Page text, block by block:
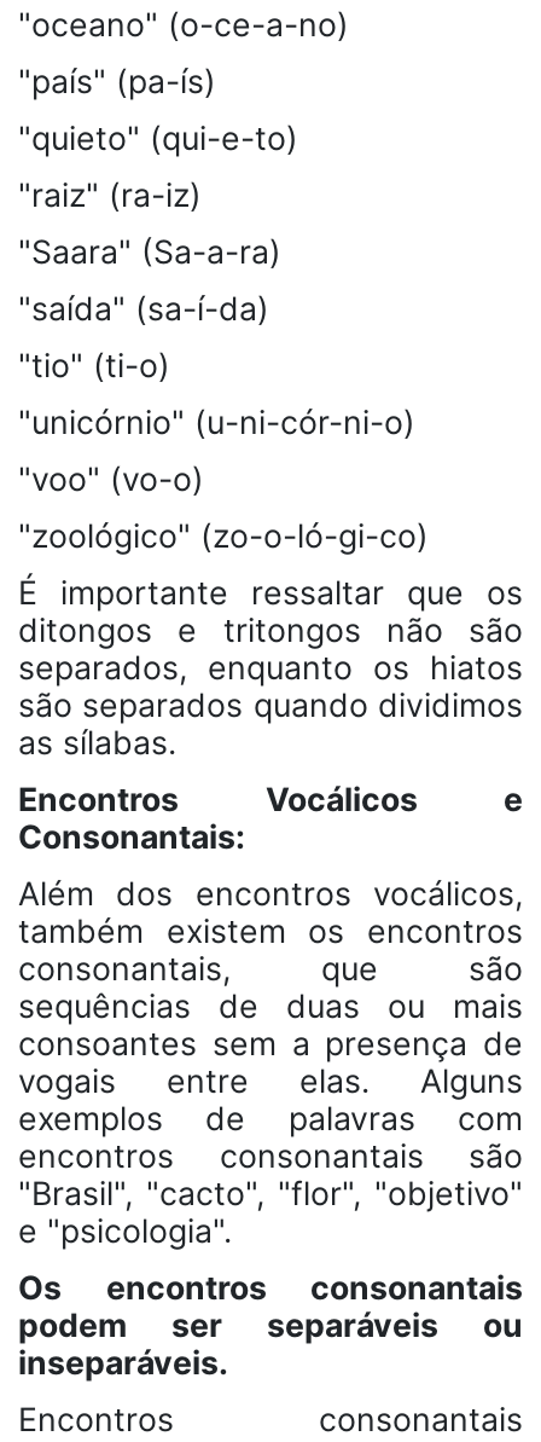
"oceano" (o-ce-a-no)
"país" (pa-ís)
"quieto" (qui-e-to)
"raiz" (ra-iz)
"Saara" (Sa-a-ra)
"saída" (sa-í-da)
"tio" (ti-o)
"unicórnio" (u-ni-cór-ni-o)
"voo" (vo-o)
"zoológico" (zo-o-ló-gi-co)
É importante ressaltar que os
ditongos e tritongos não são
separados, enquanto os hiatos
são separados quando dividimos
as sílabas.
Encontros Vocálicos e
Consonantais:
Além dos encontros vocálicos,
também existem os encontros
consonantais, que são
sequências de duas ou mais
consoantes sem a presença de
vogais entre elas. Alguns
exemplos de palavras com
encontros consonantais são
"Brasil", "cacto", "flor", "objetivo"
e "psicologia".
Os encontros consonantais
podem ser separáveis ou
inseparáveis.
Encontros consonantais